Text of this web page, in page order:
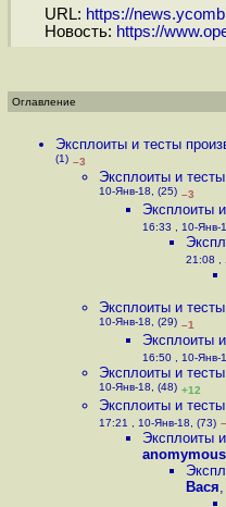
URL: https://
Новость: https://
Оглавление
Эксплоиты и тесты
(1) –3
Эксплоиты и
10-Янв-18, (25) –3
Эксплоиты
16:33 , 10-Янв-
21:08 ,
Эксплоиты и
10-Янв-18, (29) –1
Эксплоиты
16:50 , 10-Янв-
Эксплоиты и
10-Янв-18, (48) +12
Эксплоиты и
17:21 , 10-Янв-18, (73)
Эксплоиты
anomymous
Вася,